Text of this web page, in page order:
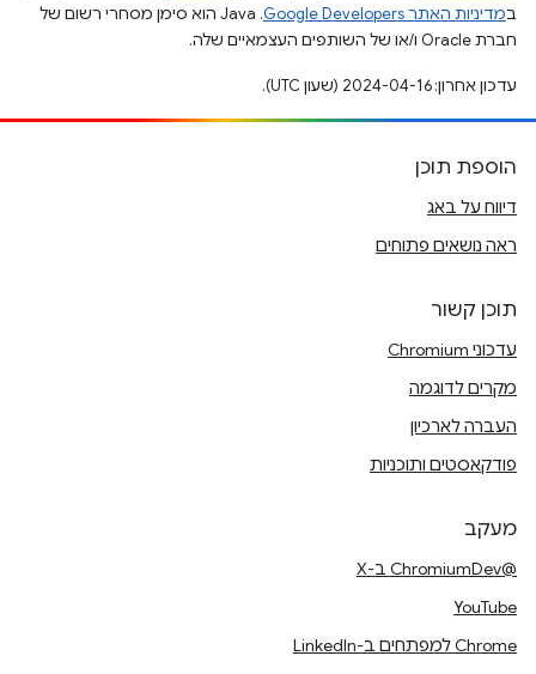
במדיניות האתר Google Developers‏
.‏ Java הוא סימן מסחרי רשום של
חברת Oracle ו/או של השותפים העצמאיים שלה.
עדכון אחרון: 2024-04-16 (שעון UTC).
הוספת תוכן
דיווח על באג
ראה נושאים פתוחים
תוכן קשור
עדכוני Chromium
מקרים לדוגמה
העברה לארכיון
פודקאסטים ותוכניות
מעקב
@ChromiumDev ב-X
YouTube
Chrome למפתחים ב-LinkedIn